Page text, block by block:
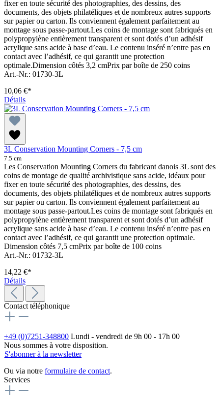
fixer en toute sécurité des photographies, des dessins, des
documents, des objets philatéliques et de nombreux autres supports
sur papier ou carton. Ils conviennent également parfaitement au
montage sous passe-partout.Les coins de montage sont fabriqués en
polypropylène entièrement transparent et sont dotés d’un adhésif
acrylique sans acide à base d’eau. Le contenu inséré n’entre pas en
contact avec l’adhésif, ce qui garantit une protection
optimale.Dimension côtés 3,2 cmPrix par boîte de 250 coins
Art.-Nr.: 01730-3L
10,06 €*
Détails
3L Conservation Mounting Corners - 7,5 cm
7.5 cm
Les Conservation Mounting Corners du fabricant danois 3L sont des
coins de montage de qualité archivistique sans acide, idéaux pour
fixer en toute sécurité des photographies, des dessins, des
documents, des objets philatéliques et de nombreux autres supports
sur papier ou carton. Ils conviennent également parfaitement au
montage sous passe-partout.Les coins de montage sont fabriqués en
polypropylène entièrement transparent et sont dotés d’un adhésif
acrylique sans acide à base d’eau. Le contenu inséré n’entre pas en
contact avec l’adhésif, ce qui garantit une protection optimale.
Dimension côtés 7,5 cmPrix par boîte de 100 coins
Art.-Nr.: 01732-3L
14,22 €*
Détails
Contact téléphonique
+49 (0)7251-348800 Lundi - vendredi de 9h 00 - 17h 00
Nous sommes à votre disposition.
S'abonner à la newsletter
Ou via notre formulaire de contact.
Services